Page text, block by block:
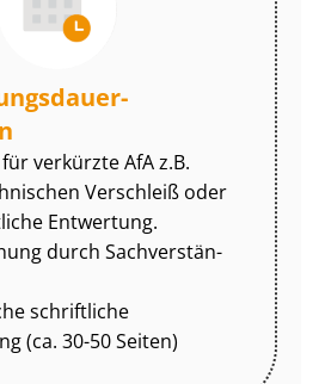
verkürzte AfA z.B.
Verschleiß oder
Entwertung.
durch Sach­ver­stän­
schriftliche
(ca. 30-50 Seiten)